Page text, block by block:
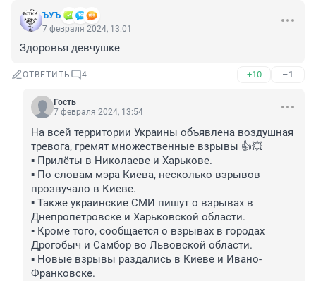
ЪУЪ
7 февраля 2024, 13:01
Здоровья девчушке
ОТВЕТИТЬ 4 +10 –1
Гость
7 февраля 2024, 13:54
На всей территории Украины объявлена воздушная
тревога, гремят множественные взрывы 👍💥
▪ Прилёты в Николаеве и Харькове.
▪ По словам мэра Киева, несколько взрывов
прозвучало в Киеве.
▪ Также украинские СМИ пишут о взрывах в
Днепропетровске и Харьковской области.
▪ Кроме того, сообщается о взрывах в городах
Дрогобыч и Самбор во Львовской области.
▪ Новые взрывы раздались в Киеве и Ивано-
Франковске.